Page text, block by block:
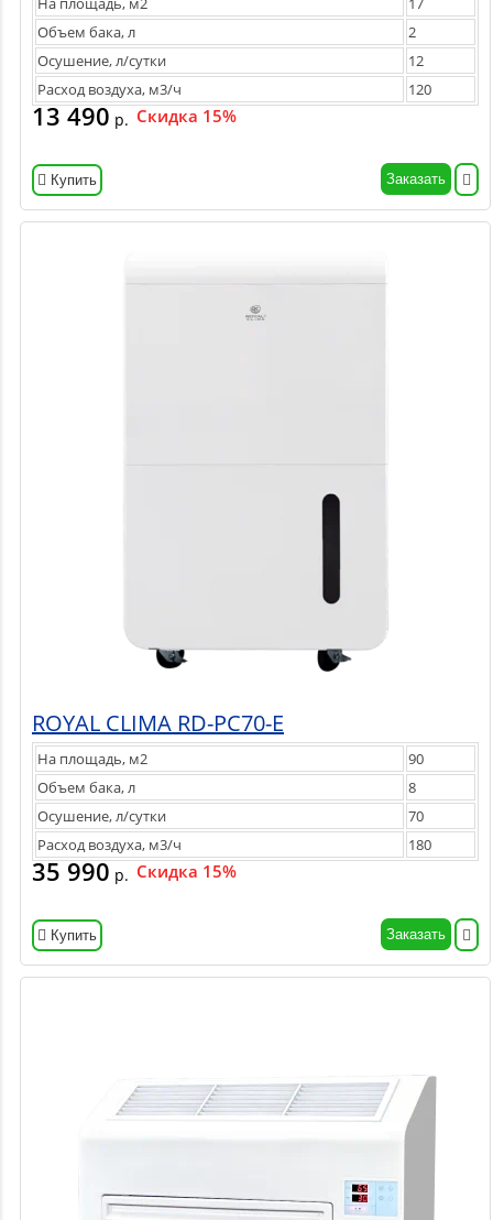
Объем бака, л
2
Осушение, л/сутки
12
Расход воздуха, м3/ч
120
13 490 р. Скидка 15%
Купить Заказать
ROYAL CLIMA RD-PC70-E
На площадь, м2
90
Объем бака, л
8
Осушение, л/сутки
70
Расход воздуха, м3/ч
180
35 990 р. Скидка 15%
Купить Заказать